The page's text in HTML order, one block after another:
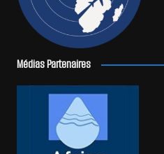
Médias Partenaires